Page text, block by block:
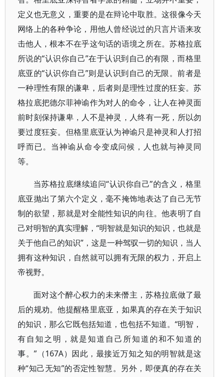
定义也无意义，重要的是在辩论中取胜。这很像今天
网络上的各种争论，用他人曾经说过的只言片语来攻
击他人，根本不在乎这句话的语境之所在。苏格拉底
所说的“认识你自己”在于认识到自己的有限，而格里
底亚的“认识你自己”则是认识到自己的无限。前者是
一种理性有限的谦卑，后者则是理性过度的狂妄。苏
格拉底把德尔菲神谕作为对人的命令，让人在神灵面
前时刻保持谦卑，人不是神灵，人终有一死，所以勿
要过度狂妄。但格里底亚认为神谕只是神灵和人打招
呼而已。当神谕从命令变成问候，人也就与神灵同
等。
当苏格拉底继续追问“认识你自己”的含义，格里
底亚抛出了第六个定义，毫不掩饰地表达了自己无节
制的欲望，那就是对全能性知识的向往。他表明了自
己对明智的真实理解，“明智就是知识的知识，也就是
关于他自己的知识”，这是一种驾驭一切的知识，当人
拥有这种知识，自然就可以拥有无限的权力，开启上
帝视野。
面对这个醉心权力的未来僭主，苏格拉底做了最
后的规劝。他提醒格里底亚，如果真的存在关于知识
的知识，那么它既包括知道，也包括不知道。“明智，
有自知之明，就是知道自己所知道的和不知道的
事。”（167A）因此，最接近万知之知的明智就是这
种“知己无知”的否定性智慧。另外，即便真的存在关